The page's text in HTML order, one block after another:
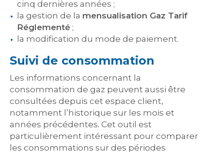
cinq dernières années ;
la gestion de la mensualisation Gaz Tarif
Réglementé ;
la modification du mode de paiement.
Suivi de consommation
Les informations concernant la
consommation de gaz peuvent aussi être
consultées depuis cet espace client,
notamment l’historique sur les mois et
années précédentes. Cet outil est
particulièrement intéressant pour comparer
les consommations sur des périodes